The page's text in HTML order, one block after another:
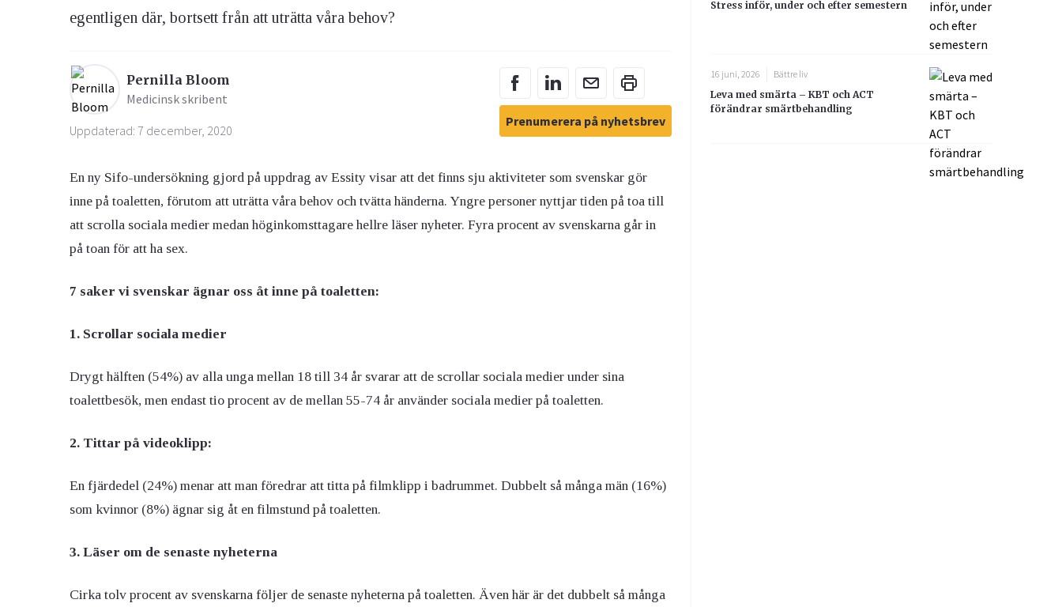
Övervikt
egentligen där, bortsett från att uträtta våra behov?
Pernilla Bloom
Medicinsk skribent
Uppdaterad: 7 december, 2020
Prenumerera på nyhetsbrev
En ny Sifo-undersökning gjord på uppdrag av Essity visar att det finns sju aktiviteter som svenskar gör
inne på toaletten, förutom att uträtta våra behov och tvätta händerna. Yngre personer nyttjar tiden på toa till
att scrolla sociala medier medan höginkomsttagare hellre läser nyheter. Fyra procent av svenskarna går in
på toan för att ha sex.
7 saker vi svenskar ägnar oss åt inne på toaletten:
1. Scrollar sociala medier
Drygt hälften (54%) av alla unga mellan 18 till 34 år svarar att de scrollar sociala medier under sina
toalettbesök, men endast tio procent av de mellan 55-74 år använder sociala medier på toaletten.
2. Tittar på videoklipp:
En fjärdedel (24%) menar att man föredrar att titta på filmklipp i badrummet. Dubbelt så många män (16%)
som kvinnor (8%) ägnar sig åt en filmstund på toaletten.
3. Läser om de senaste nyheterna
Cirka tolv procent av svenskarna följer de senaste nyheterna på toaletten. Även här är det dubbelt så många
Stress inför, under och efter semestern
16 juni, 2026
Bättre liv
Leva med smärta – KBT och ACT
förändrar smärtbehandling